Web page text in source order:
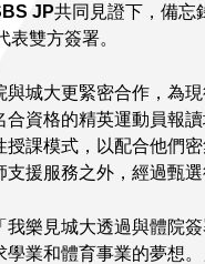
JP共同見證下，備忘
表雙方簽署。
與城大更緊密合作，為
合資格的精英運動員報
授課模式，以配合他們
援服務之外，經過甄
「我樂見城大透過與體院
業和體育事業的夢想。